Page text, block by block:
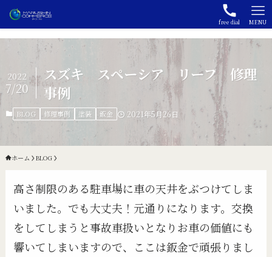
free dial MENU
スズキ スペーシア リーフ 修理
事例
2022
7/20
BLOG 修理事例 塗装 鈑金 2021年5月26日
ホーム BLOG
高さ制限のある駐車場に車の天井をぶつけてしま
いました。でも大丈夫！元通りになります。交換
をしてしまうと事故車扱いとなりお車の価値にも
響いてしまいますので、ここは鈑金で頑張りまし